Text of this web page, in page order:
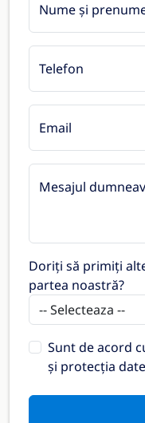
Nume și
Telefon
Email
Mesajul
Doriți să primiți
partea noastră?
Sunt de acord
și protecția